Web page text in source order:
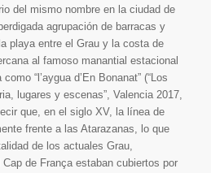
del mismo nombre en la ciudad de
agrupación de barracas y
playa entre el Grau y la costa de
al famoso manantial estacional
“l’aygua d’En Bonanat” (“Los
lugares y escenas”, Valencia 2017,
que, en el siglo XV, la línea de
frente a las Atarazanas, lo que
de los actuales Grau,
de França estaban cubiertos por